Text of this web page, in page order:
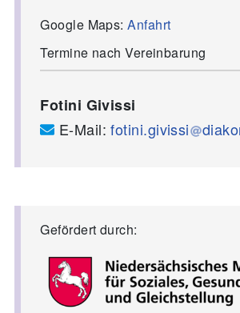
Google Maps:Anfahrt
Termine nach Vereinbarung
Fotini Givissi
E-Mail:fotini.givissi
Gefördert durch: